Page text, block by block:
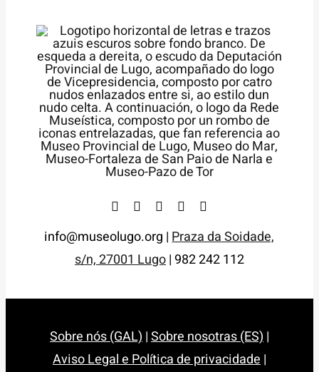
info@museolugo.org |Praza da Soidade,
s/n, 27001 Lugo| 982 242 112
Sobre nós (GAL)|Sobre nosotras (ES)|
Aviso Legal e Política de privacidade|